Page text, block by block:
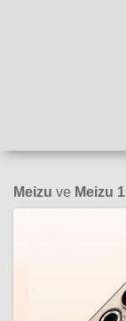
Meizu ve Meizu